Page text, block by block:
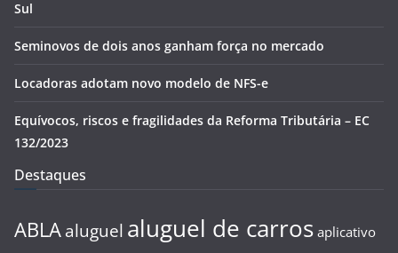
Sul
Seminovos de dois anos ganham força no mercado
Locadoras adotam novo modelo de NFS-e
Equívocos, riscos e fragilidades da Reforma Tributária – EC
132/2023
Destaques
ABLA aluguel aluguel de carros aplicativo